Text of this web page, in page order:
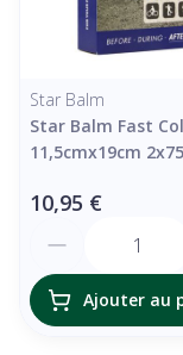
Star Balm
Star Balm Fast
11,5cmx19cm
10,95 €
Ajouter au